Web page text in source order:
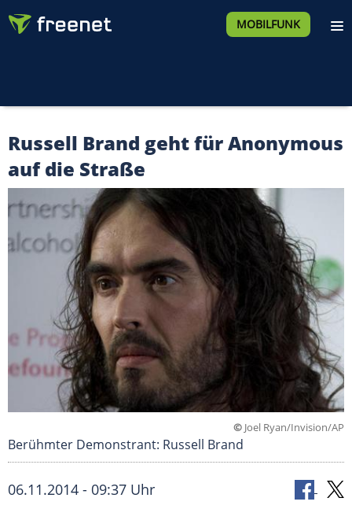
MOBILFUNK
Russell Brand geht für Anonymous
auf die Straße
© Joel Ryan/Invision/AP
Berühmter Demonstrant: Russell Brand
06.11.2014 - 09:37 Uhr